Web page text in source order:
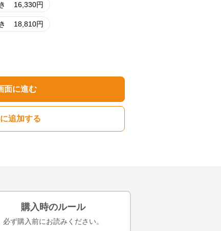
16,330円
18,810円
面に進む
追加する
購入時のルール
必ず購入前にお読みください。